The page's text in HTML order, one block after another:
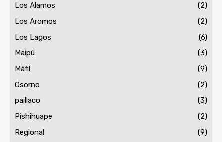
Los Alamos
(2)
Los Aromos
(2)
Los Lagos
(6)
Maipú
(3)
Máfil
(9)
Osorno
(2)
paillaco
(3)
Pishihuape
(2)
Regional
(9)